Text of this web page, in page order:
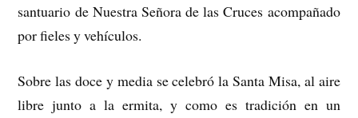
santuario de Nuestra Señora de las Cruces acompañado
por fieles y vehículos.
Sobre las doce y media se celebró la Santa Misa, al aire
libre junto a la ermita, y como es tradición en un